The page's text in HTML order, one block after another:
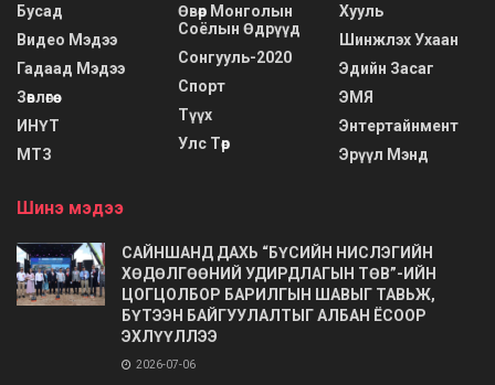
Бусад
Видео Мэдээ
Гадаад Мэдээ
Зөвлөгөө
ИНҮТ
МТЗ
Өвөр Монголын
Соёлын Өдрүүд
Сонгууль-2020
Спорт
Түүх
Улс Төр
Хууль
Шинжлэх Ухаан
Эдийн Засаг
ЭМЯ
Энтертайнмент
Эрүүл Мэнд
Шинэ мэдээ
САЙНШАНД ДАХЬ “БҮСИЙН НИСЛЭГИЙН
ХӨДӨЛГӨӨНИЙ УДИРДЛАГЫН ТӨВ”-ИЙН
ЦОГЦОЛБОР БАРИЛГЫН ШАВЫГ ТАВЬЖ,
БҮТЭЭН БАЙГУУЛАЛТЫГ АЛБАН ЁСООР
ЭХЛҮҮЛЛЭЭ
2026-07-06